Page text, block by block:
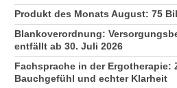
Produkt des Monats August: 75
Blankoverordnung:
entfällt ab 30. Juli 2026
Fachsprache in der Ergotherapie:
Bauchgefühl und echter Klarheit